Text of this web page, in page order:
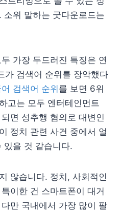
소위 말하는 굿다운로드는
가장 두드러진 특징은 연
가 검색어 순위를 장악했다
검색어 순위를 보면 6위
고는 모두 엔터테인먼트
면 성추행 혐의로 대변인
정치 관련 사건 중에서 얼
있을 것 같습니다.
않습니다. 정치, 사회적인
이한 건 스마트폰이 대거
만 국내에서 가장 많이 팔